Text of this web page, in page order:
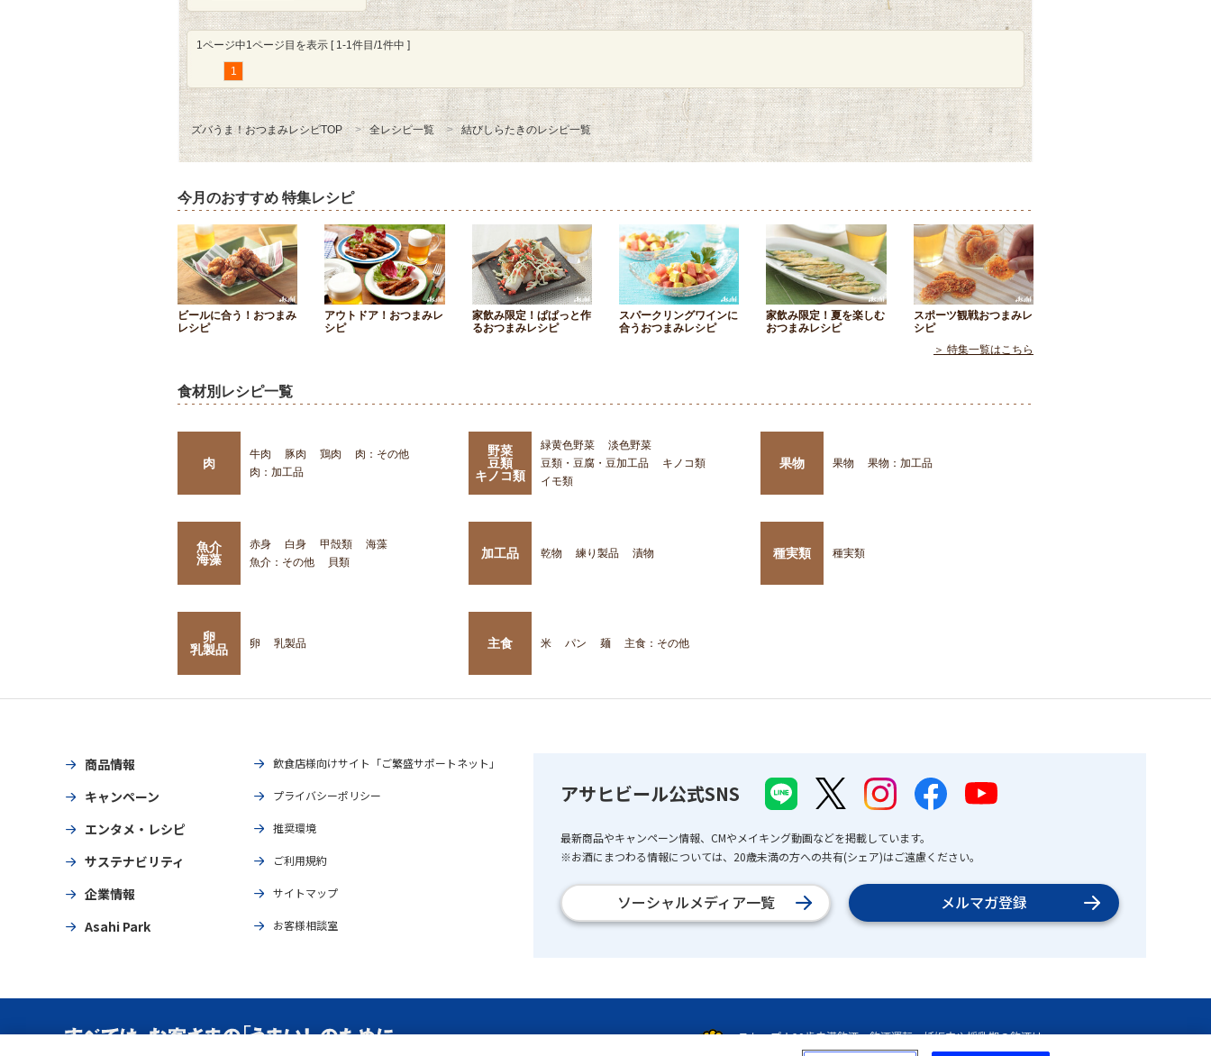
1ページ中1ページ目を表示 [ 1-1件目/1件中 ]
1
ズバうま！おつまみレシピTOP 全レシピ一覧 結びしらたきのレシピ一覧
今月のおすすめ 特集レシピ
ビールに合う！おつまみ
レシピ
アウトドア！おつまみレ
シピ
家飲み限定！ぱぱっと作
るおつまみレシピ
スパークリングワインに
合うおつまみレシピ
家飲み限定！夏を楽しむ
おつまみレシピ
スポーツ観戦おつまみレ
シピ
＞ 特集一覧はこちら
食材別レシピ一覧
肉
牛肉 豚肉 鶏肉
肉：その他
肉：加工品
野菜
豆類
キノコ類
緑黄色野菜
淡色野菜
豆類・豆腐・豆加工品
キノコ類
イモ類
果物 果物 果物：加工品
魚介
海藻
赤身 白身 甲殻類
海藻
魚介：その他
貝類
加工品 乾物 練り製品 漬物 種実類 種実類
卵
乳製品
卵 乳製品 主食 米 パン 麺 主食：その他
商品情報
キャンペーン
エンタメ・レシピ
サステナビリティ
企業情報
Asahi Park
飲食店様向けサイト「ご繁盛サポートネット」
プライバシーポリシー
推奨環境
ご利用規約
サイトマップ
お客様相談室
アサヒビール公式SNS
最新商品やキャンペーン情報、CMやメイキング動画などを掲載しています。
※お酒にまつわる情報については、20歳未満の方への共有(シェア)はご遠慮ください。
ソーシャルメディア一覧 メルマガ登録